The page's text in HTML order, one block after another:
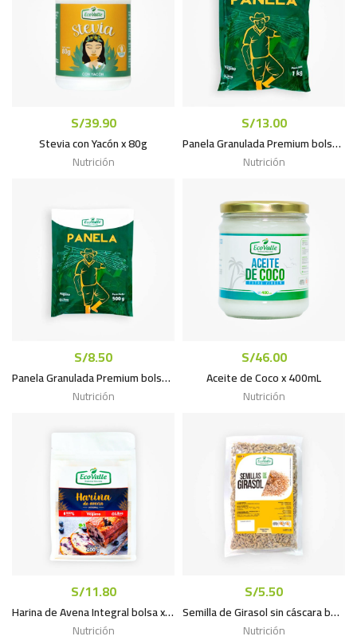
S/39.90
Stevia con Yacón x 80g
Nutrición
S/13.00
Panela Granulada Premium bolsa x 1kg
Nutrición
S/8.50
Panela Granulada Premium bolsa x 500g
Nutrición
S/46.00
Aceite de Coco x 400mL
Nutrición
S/11.80
Harina de Avena Integral bolsa x 400g
Nutrición
S/5.50
Semilla de Girasol sin cáscara bolsa x 120g
Nutrición